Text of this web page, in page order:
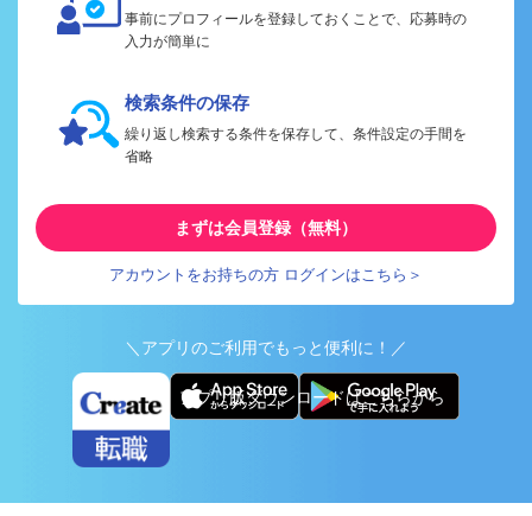
事前にプロフィールを登録しておくことで、応募時の
入力が簡単に
検索条件の保存
繰り返し検索する条件を保存して、条件設定の手間を
省略
まずは会員登録（無料）
アカウントをお持ちの方 ログインはこちら＞
＼アプリのご利用でもっと便利に！／
アプリ版ダウンロードはこちらから